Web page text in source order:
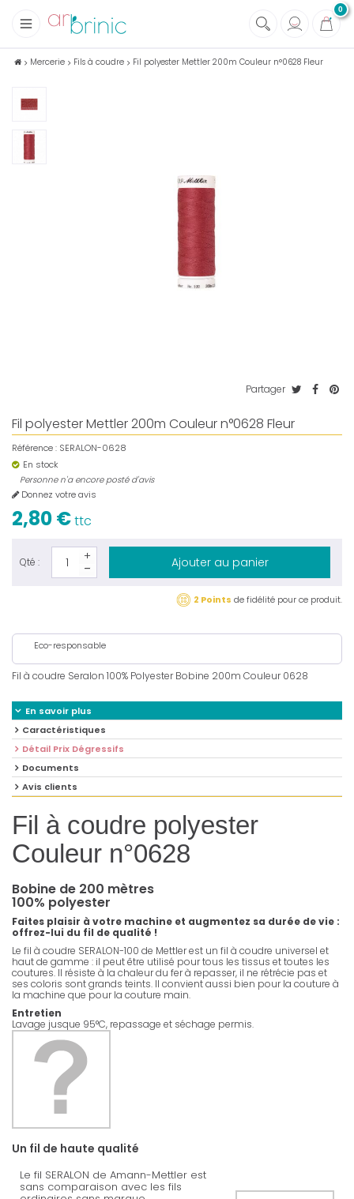
0
+
Tissus
Soins et Santé au naturel
Maison écologique
Lectures
Mercerie Fils à coudre Fil polyester Mettler 200m Couleur n°0628 Fleur
Partager
Fil polyester Mettler 200m Couleur n°0628 Fleur
Référence : SERALON-0628
En stock
Personne n'a encore posté d'avis
Donnez votre avis
2,80 €ttc
Qté : Ajouter au panier
2 Points de fidélité pour ce produit.
Eco-responsable
Fil à coudre Seralon 100% Polyester Bobine 200m Couleur 0628
En savoir plus
Caractéristiques
Détail Prix Dégressifs
Documents
Avis clients
Fil à coudre polyester
Couleur n°0628
Bobine de 200 mètres
100% polyester
Faites plaisir à votre machine et augmentez sa durée de vie :
offrez-lui du fil de qualité !
Le fil à coudre SERALON-100 de Mettler est un fil à coudre universel et
haut de gamme : il peut être utilisé pour tous les tissus et toutes les
coutures. Il résiste à la chaleur du fer à repasser, il ne rétrécie pas et
ses coloris sont grands teints. Il convient aussi bien pour la couture à
la machine que pour la couture main.
Entretien
Lavage jusque 95°C, repassage et séchage permis.
Un fil de haute qualité
Le fil SERALON de Amann-Mettler est
sans comparaison avec les fils